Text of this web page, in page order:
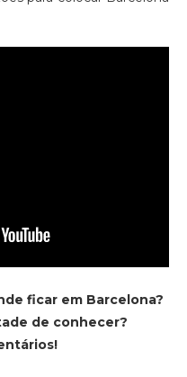
ficar em Barcelona?
de conhecer?